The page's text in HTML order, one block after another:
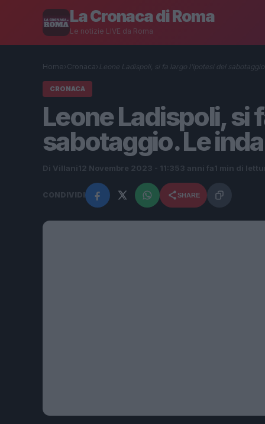
La Cronaca di Roma
Le notizie LIVE da Roma
Home› Cronaca› Leone Ladispoli, si fa largo l’ipotesi del
CRONACA
Leone Ladispoli, si
sabotaggio. Le
Di Villani 12 Novembre 2023 - 11:35 3 anni fa 1 min di
CONDIVIDI SHARE